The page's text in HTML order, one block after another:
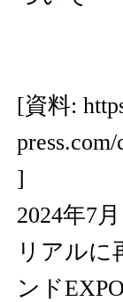
[資料:
]
2024年7
リアルに
ンド